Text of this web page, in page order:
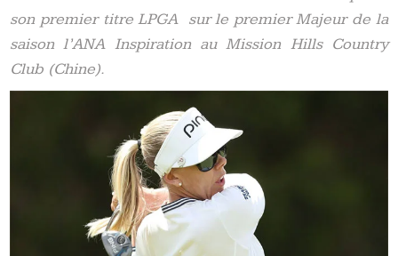
son premier titre LPGA sur le premier Majeur de la
saison l’ANA Inspiration au Mission Hills Country
Club (Chine).